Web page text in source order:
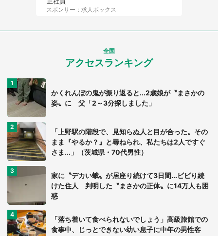
スポンサー：求人ボックス
全国
アクセスランキング
かくれんぼの鬼が振り返ると...2歳娘が〝まさかの
姿〟に 父「2～3分探しました」
「上野駅の階段で、見知らぬ人と目が合った。その
まま『やるか？』と尋ねられ、私たちは2人ですぐ
さま...」（茨城県・70代男性）
家に〝デカい蛾〟が居座り続けて3日間...ビビり続
けた住人 判明した〝まさかの正体〟に14万人も困
惑
「落ち着いて食べられないでしょう」高級旅館での
食事中、じっとできない幼い息子に中年の男性客